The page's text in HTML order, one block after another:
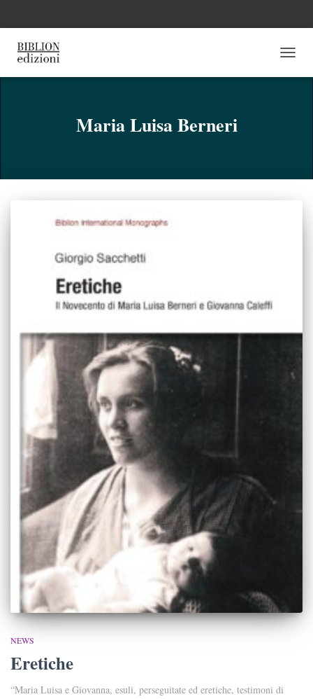
Maria Luisa Berneri
NEWS
Eretiche
“Maria Luisa e Giovanna, esuli, perseguitate ed eretiche, testimoni di